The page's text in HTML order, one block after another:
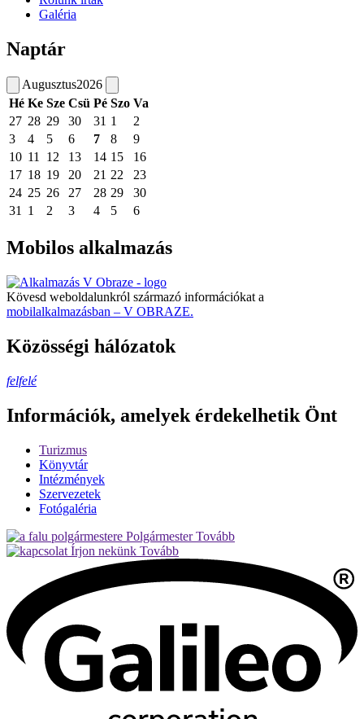
Galéria
Naptár
Augusztus2026
Hé Ke Sze Csü Pé Szo Va
27 28 29 30 31 1
2
3
4 5 6 7 8
9
10 11 12 13 14 15
16
17 18 19 20 21 22
23
24 25 26 27 28 29
30
31
1 2 3 4 5 6
Mobilos alkalmazás
Kövesd weboldalunkról származó információkat a
mobilalkalmazásban – V OBRAZE.
Közösségi hálózatok
felfelé
Információk, amelyek érdekelhetik Önt
Turizmus
Könyvtár
Intézmények
Szervezetek
Fotógaléria
Polgármester Tovább
Írjon nekünk Tovább